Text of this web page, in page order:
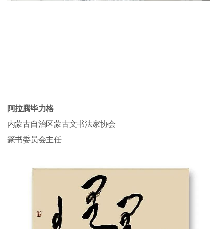
阿拉腾毕力格
内蒙古自治区蒙古文书法家协会
篆书委员会主任